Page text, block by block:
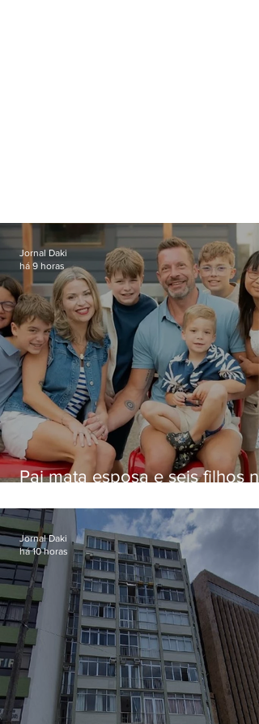
Pai mata esposa e seis filhos
Jornal Daki
há 9 horas
Jornal Daki
há 10 horas